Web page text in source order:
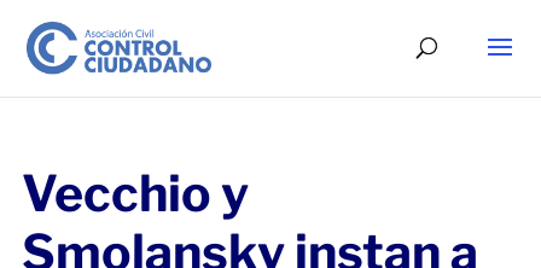
Vecchio y
Smolansky instan a